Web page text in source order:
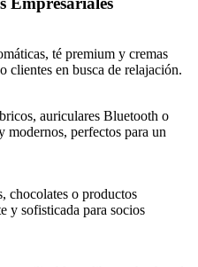
té premium y cremas
clientes en busca de relajación.
auriculares Bluetooth o
modernos, perfectos para un
chocolates o productos
y sofisticada para socios